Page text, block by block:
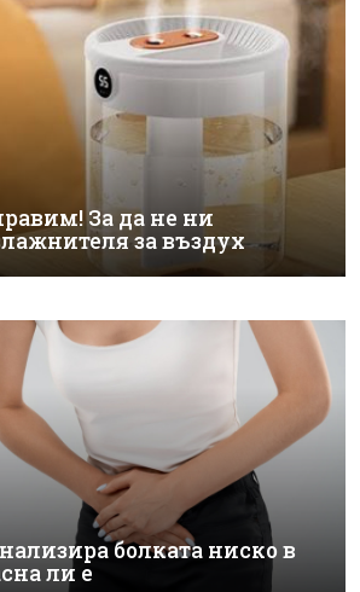
За да не ни
за въздух
болката ниско в
ли е